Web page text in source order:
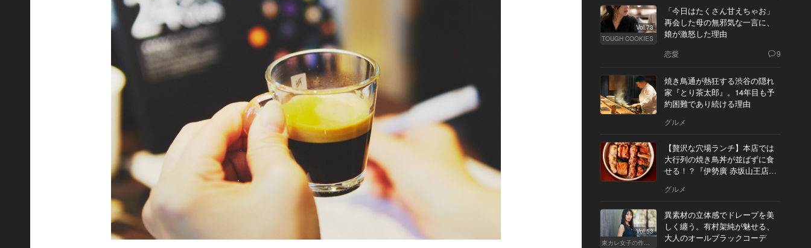
Vol.73
TOUGH COOKIES
「今日はたくさん甘えちゃお」
再会した母の無邪気な一言に、
娘が激怒した理由
恋愛 9
焼き鳥通が熱狂する渋谷の隠れ
家『とり茶太郎』。14年目も予
約困難であり続ける理由
グルメ
【贅沢な穴場ランチ】本店では
大行列の焼き鳥丼が並ばずに食
せる！？『伊勢廣 赤坂山王店』
グルメ
Vol.53
東カレ女子の作り方
異素材の立体感でドレープを美
しく纏う。有村架純が魅せる、
大人のオールブラックコーデ